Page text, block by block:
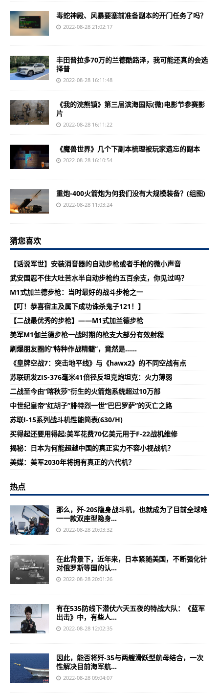
毒蛇神殿、风暴要塞前准备副本的开门任务了吗？
2022-08-28 21:02:17
丰田普拉多70万的兰德酷路泽，我可能还真的会选
择普
2022-08-28 16:11:48
《我的浣熊镇》第三届滨海国际(微)电影节参赛影
片
2022-08-28 16:11:22
《魔兽世界》几个下副本梳理被玩家遗忘的副本
2022-08-28 16:10:54
重炮-400火箭炮为何我们没有大规模装备？(组图)
2022-08-28 11:03:24
猜您喜欢
【话说军世】安装消音器的自动步枪或者手枪的微小声音
武安国忍不住大吐苦水半自动步枪约五百余支，你见过吗？
M1式加兰德步枪：当时最好的战斗步枪之一
【叮！恭喜宿主及属下成功诛杀鬼子121！】
【二战最优秀的步枪】——M1式加兰德步枪
美军M1伽兰德步枪一战时期的枪支大部分有效射程
刷爆朋友圈的“特种作战精髓”，竟然是……
《皇牌空战7：突击地平线》与《hawx2》的不同空战有点
苏联研发ZIS-376毫米41倍径反坦克炮坦克：火力薄弱
二战至今由“喀秋莎”衍生的火箭炮系统超过10万部
中世纪皇帝“红胡子”腓特烈一世“巴巴罗萨”的灭亡之路
苏联I-15系列战斗机性能简表(630/H)
买得起还要用得起:美军花费70亿美元用于F-22战机维修
揭秘：日本为何能超越中国的真正实力不容小视战机？
美媒：美军2030年将拥有真正的六代机？
热点
那么，歼-20S隐身战斗机，也就成为了目前全球唯
一一款双座型隐身...
2022-08-28 20:03:32
在此背景下，近年来，日本紧随美国，不断强化针
对俄罗斯等国的认...
2022-08-28 20:01:26
有在535防线下潜伏六天五夜的特战大队：《蓝军
出击》中，有些人...
2022-08-28 12:02:35
因此，能否将歼-35与两艘滑跃型航母结合，一次
性解决目前海军航...
2022-08-28 09:04:07